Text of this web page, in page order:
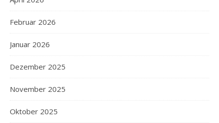
Februar 2026
Januar 2026
Dezember 2025
November 2025
Oktober 2025